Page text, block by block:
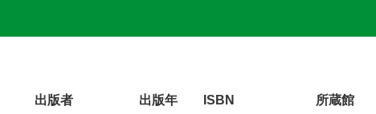
出版者 出版年 ISBN 所蔵館